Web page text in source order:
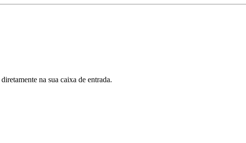
na sua caixa de entrada.